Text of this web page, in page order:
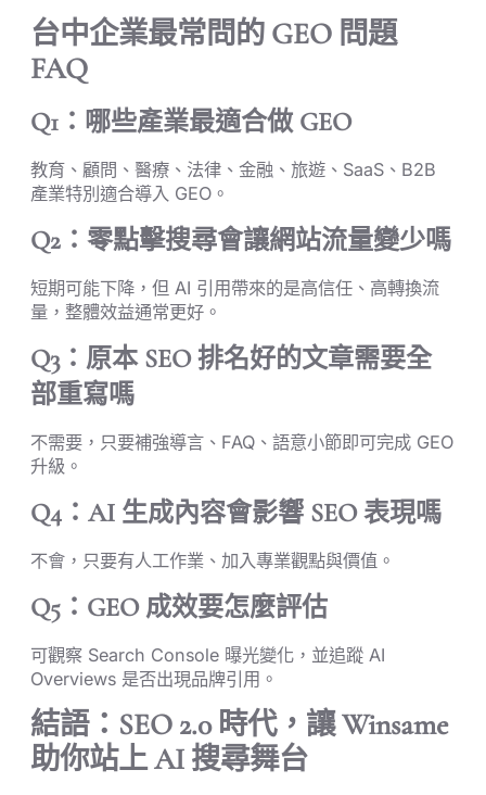
台中企業最常問的 GEO 問題
FAQ
Q1：哪些產業最適合做 GEO
教育、顧問、醫療、法律、金融、旅遊、SaaS、B2B
產業特別適合導入 GEO。
Q2：零點擊搜尋會讓網站流量變少嗎
短期可能下降，但 AI 引用帶來的是高信任、高轉換流
量，整體效益通常更好。
Q3：原本 SEO 排名好的文章需要全
部重寫嗎
不需要，只要補強導言、FAQ、語意小節即可完成 GEO
升級。
Q4：AI 生成內容會影響 SEO 表現嗎
不會，只要有人工作業、加入專業觀點與價值。
Q5：GEO 成效要怎麼評估
可觀察 Search Console 曝光變化，並追蹤 AI
Overviews 是否出現品牌引用。
結語：SEO 2.0 時代，讓 Winsame
助你站上 AI 搜尋舞台